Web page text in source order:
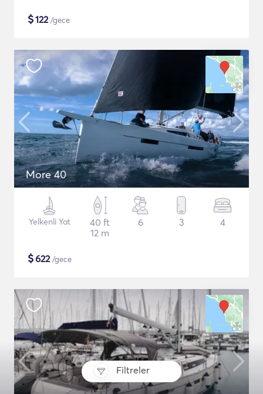
Filtreler
$122/gece
More 40
Yelkenli Yat
40 ft
12 m
6 3 4
$622/gece